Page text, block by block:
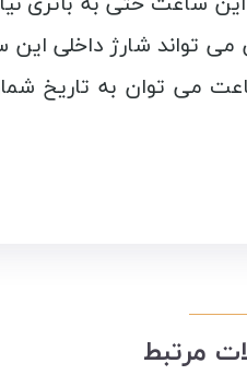
تواند شارژ داخلی
می توان به تاریخ
مرتبط